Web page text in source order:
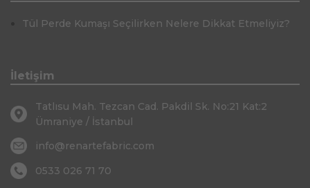
Tül Perde Kumaşı Seçilirken Nelere Dikkat Etmeliyiz?
İletişim
Tatlısu Mah. Tezcan Cad. Pakdil Sk. No:21 Kat:2
Ümraniye / İstanbul
info@renartefabric.com
0533 026 71 70